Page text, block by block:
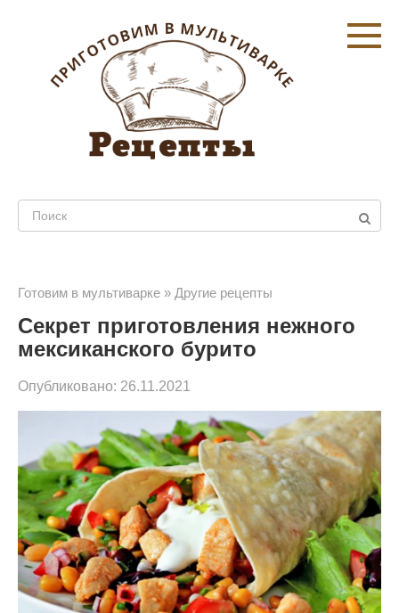
контенту
Поиск:
Готовим в мультиварке » Другие рецепты
Секрет приготовления нежного
мексиканского бурито
Опубликовано: 26.11.2021